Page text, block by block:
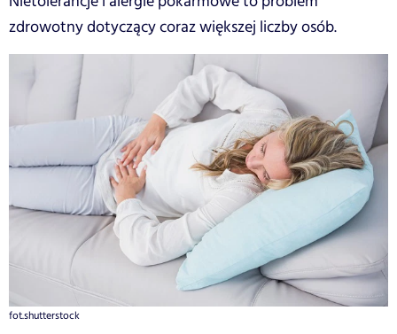
zdrowotny dotyczący coraz większej liczby osób.
fot.shutterstock